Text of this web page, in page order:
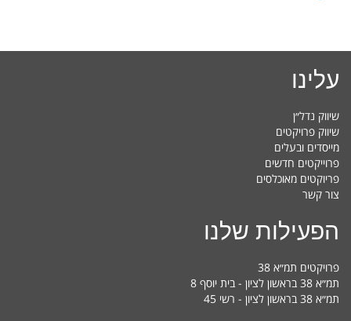
עלינו
שיווק נדל״ן
שיווק פרויקטים
מייסדים ובעלים
פרוייקטים חדשים
פריוקטים מאוכלסים
צור קשר
הפעילות שלנו
פרויקטים תמ״א 38
תמ״א 38 בראשון לציון - בית יוסף 8
תמ״א 38 בראשון לציון - רשי 45